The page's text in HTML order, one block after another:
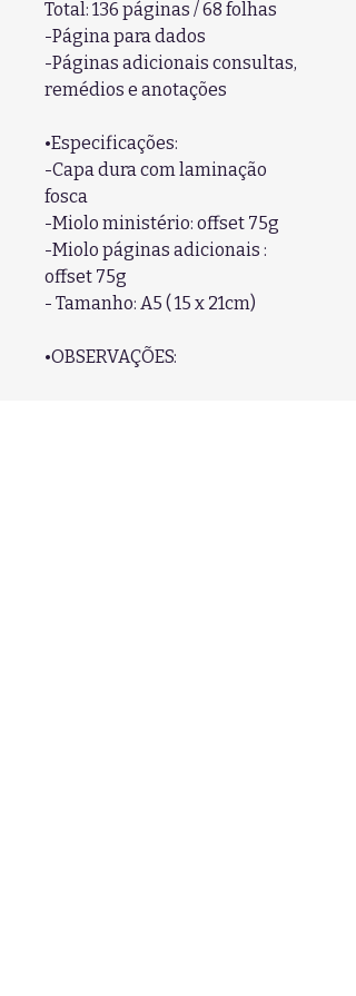
Total: 136 páginas / 68 folhas
-Página para dados
-Páginas adicionais consultas,
remédios e anotações
•Especificações:
-Capa dura com laminação
fosca
-Miolo ministério: offset 75g
-Miolo páginas adicionais :
offset 75g
- Tamanho: A5 ( 15 x 21cm)
•OBSERVAÇÕES: